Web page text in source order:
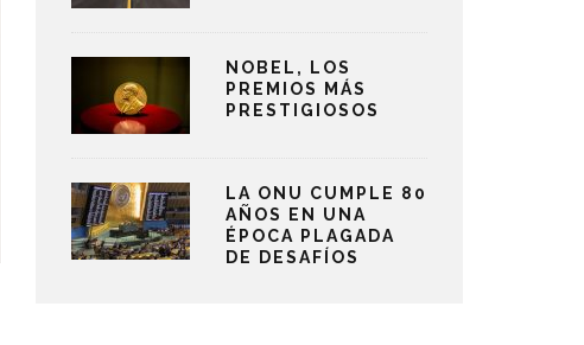
NOBEL, LOS
PREMIOS MÁS
PRESTIGIOSOS
LA ONU CUMPLE 80
AÑOS EN UNA
ÉPOCA PLAGADA
DE DESAFÍOS